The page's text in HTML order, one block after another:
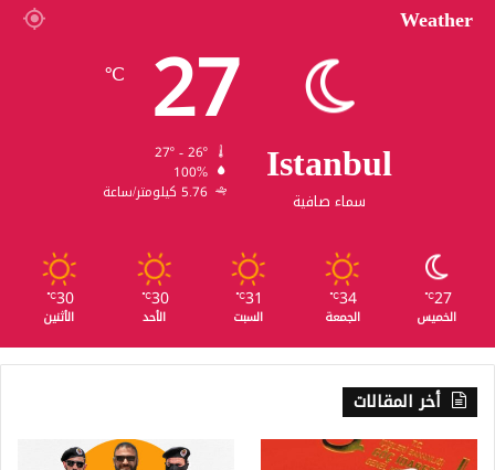
Weather
Istanbul
سماء صافية
27
℃
100%
5.76 كيلومتر/ساعة
27
℃
الخميس
34
℃
الجمعة
31
℃
السبت
30
℃
الأحد
30
℃
الأثنين
أخر المقالات